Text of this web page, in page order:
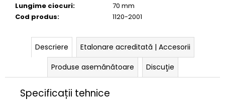
Lungime ciocuri:
70 mm
Cod produs: 1120-2001
Descriere
Etalonare acreditată | Accesorii
Produse asemănătoare
Discuţie
Specificații tehnice